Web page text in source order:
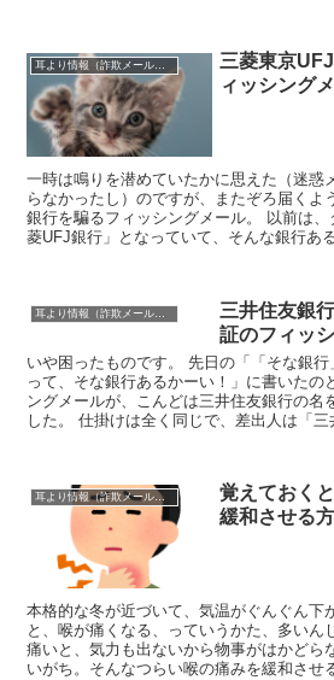
耳より情報（詐欺メール注意報）
三菱東京
ィッシング
一時は鳴りを潜めていたかに思えた（迷惑
らなかったし）のですが、またぞろ届くよ
銀行を騙るフィッシングメール。 以前は
菱UFJ銀行」となっていて、そんな銀行あ
耳より情報（詐欺メール注意報）
三井住友銀
証のフィッ
いや困ったものです。 先日の「「そな銀
って、そな銀行あるかーい！」に書いたの
ングメールが、こんどは三井住友銀行の名
した。 仕掛けは全く同じで、差出人は「三
耳より情報（詐欺メール注意報）
覚えておく
緩和させる
本格的な冬が近づいて、気温がぐんぐん下
と、喉が痛くなる、っていうかた、多いん
痛いと、気力も出ないから物事がはかどら
いがち。そんなつらい喉の痛みを緩和させ